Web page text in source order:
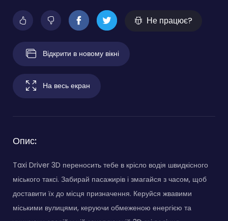
Не працює?
Відкрити в новому вікні
На весь екран
Опис:
Taxi Driver 3D переносить тебе в крісло водія швидкісного
міського таксі. Забирай пасажирів і змагайся з часом, щоб
доставити їх до місця призначення. Керуйся жвавими
міськими вулицями, керуючи обмеженою енергією та